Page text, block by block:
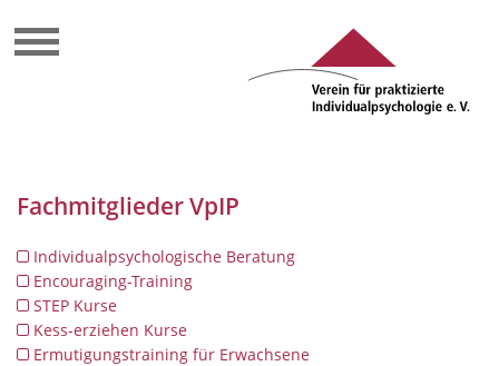
Fachmitglieder VpIP
Individualpsychologische Beratung
Encouraging-Training
STEP Kurse
Kess-erziehen Kurse
Ermutigungstraining für Erwachsene